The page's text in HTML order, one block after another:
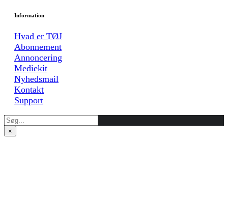
Information
Hvad er TØJ
Abonnement
Annoncering
Mediekit
Nyhedsmail
Kontakt
Support
×